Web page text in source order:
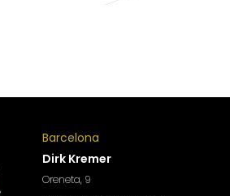
Barcelona
Dirk Kremer
Oreneta, 9